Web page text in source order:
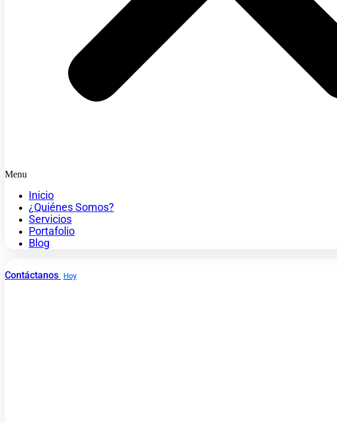
Menu
Inicio
¿Quiénes Somos?
Servicios
Portafolio
Blog
Contáctanos Hoy